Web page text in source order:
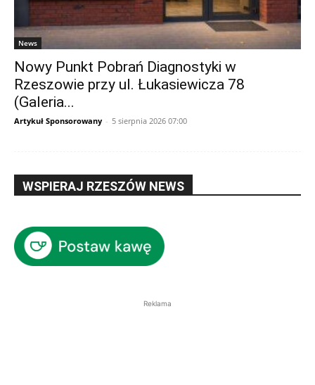
News
Nowy Punkt Pobrań Diagnostyki w
Rzeszowie przy ul. Łukasiewicza 78
(Galeria...
Artykuł Sponsorowany - 5 sierpnia 2026 07:00
WSPIERAJ RZESZÓW NEWS
Reklama